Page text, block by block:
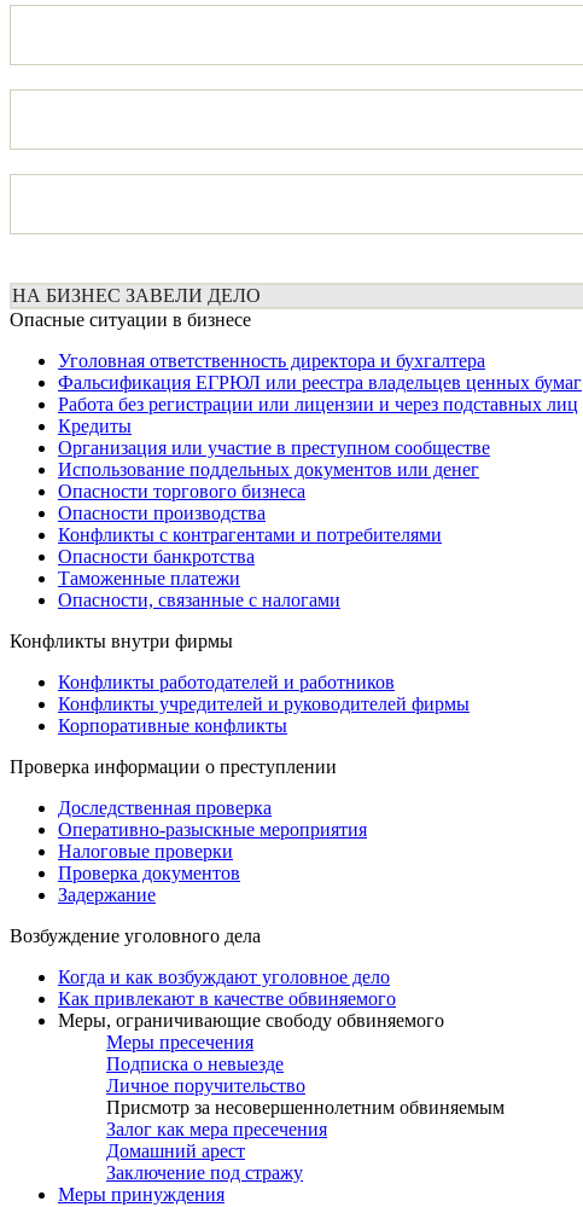
НА БИЗНЕС ЗАВЕЛИ ДЕЛО
Опасные ситуации в бизнесе
Уголовная ответственность директора и бухгалтера
Фальсификация ЕГРЮЛ или реестра владельцев ценных бумаг
Работа без регистрации или лицензии и через подставных лиц
Кредиты
Организация или участие в преступном сообществе
Использование поддельных документов или денег
Опасности торгового бизнеса
Опасности производства
Конфликты с контрагентами и потребителями
Опасности банкротства
Таможенные платежи
Опасности, связанные с налогами
Конфликты внутри фирмы
Конфликты работодателей и работников
Конфликты учредителей и руководителей фирмы
Корпоративные конфликты
Проверка информации о преступлении
Доследственная проверка
Оперативно-разыскные мероприятия
Налоговые проверки
Проверка документов
Задержание
Возбуждение уголовного дела
Когда и как возбуждают уголовное дело
Как привлекают в качестве обвиняемого
Меры, ограничивающие свободу обвиняемого
Меры пресечения
Подписка о невыезде
Личное поручительство
Присмотр за несовершеннолетним обвиняемым
Залог как мера пресечения
Домашний арест
Заключение под стражу
Меры принуждения